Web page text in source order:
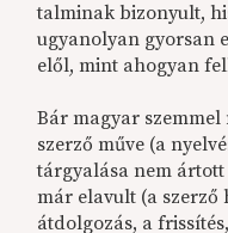
talminak bizonyult,
ugyanolyan gyorsan
elől, mint ahogyan
Bár magyar
szerző műve (a
tárgyalása nem
már elavult (a
átdolgozás, a